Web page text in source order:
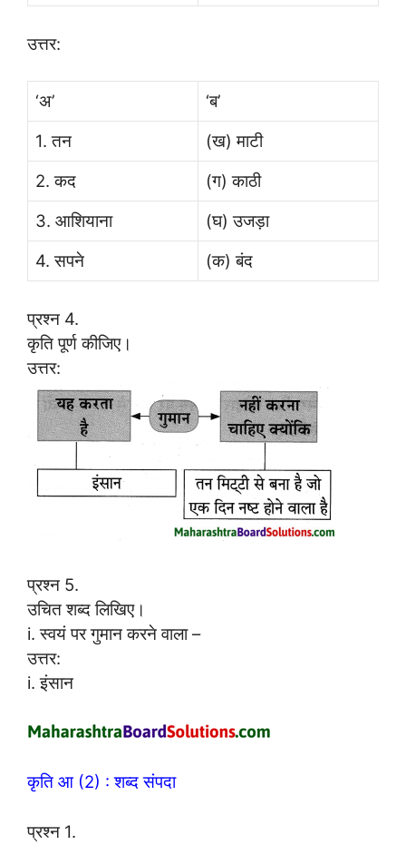
उत्तर:
‘अ’
‘ब’
1. तन
(ख) माटी
2. कद
(ग) काठी
3. आशियाना
(घ) उजड़ा
4. सपने
(क) बंद
प्रश्न 4.
कृति पूर्ण कीजिए।
उत्तर:
प्रश्न 5.
उचित शब्द लिखिए।
i. स्वयं पर गुमान करने वाला –
उत्तर:
i. इंसान
कृति आ (2) : शब्द संपदा
प्रश्न 1.